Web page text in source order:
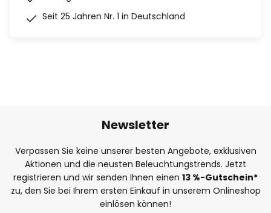
Seit 25 Jahren Nr. 1 in Deutschland
Newsletter
Verpassen Sie keine unserer besten Angebote, exklusiven
Aktionen und die neusten Beleuchtungstrends. Jetzt
registrieren und wir senden Ihnen einen 13 %-Gutschein*
zu, den Sie bei Ihrem ersten Einkauf in unserem Onlineshop
einlösen können!